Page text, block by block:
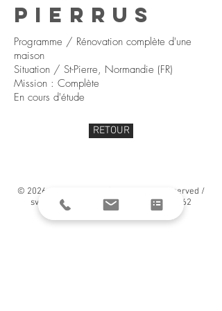
PIERRUS
Programme / Rénovation complète d'une
maison
Situation / St-Pierre, Normandie (FR)
Mission : Complète
En cours d'étude
RETOUR
© 2026 par Swann Vallée / All Rights Reserved /
svallee.archi@gmail.com
06.95.49.76.62